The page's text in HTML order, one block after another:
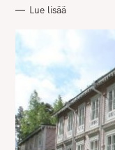
I
Lue lisää